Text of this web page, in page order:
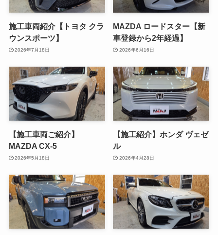
施工車両紹介【トヨタ クラ
ウンスポーツ】
2026年7月18日
MAZDA ロードスター【新
車登録から2年経過】
2026年6月16日
【施工車両ご紹介】
MAZDA CX-5
2026年5月18日
【施工紹介】ホンダ ヴェゼ
ル
2026年4月28日